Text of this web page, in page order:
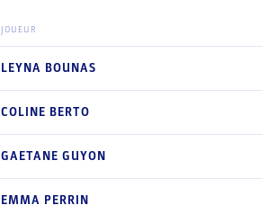
JOUEUR
LEYNA BOUNAS
COLINE BERTO
GAETANE GUYON
EMMA PERRIN